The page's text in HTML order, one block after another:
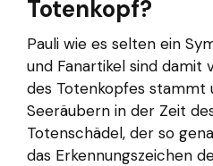
Totenkopf?
Pauli wie es selten ein
und Fanartikel sind damit
des Totenkopfes stammt
Seeräubern in der Zeit
Totenschädel, der so
das Erkennungszeichen